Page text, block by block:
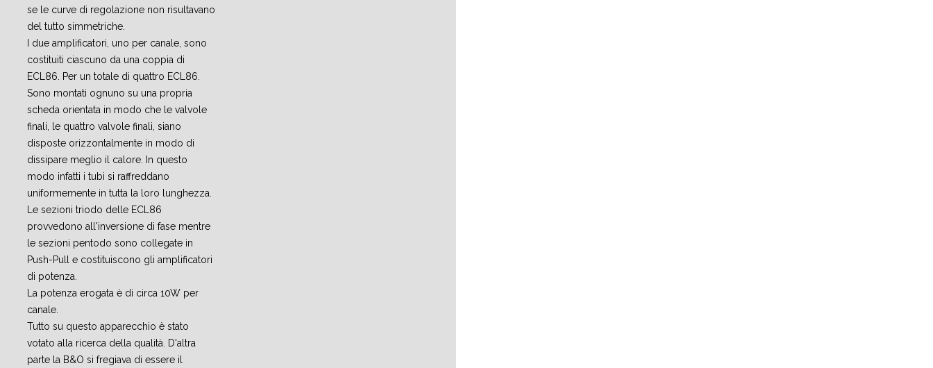
se le curve di regolazione non risultavano
del tutto simmetriche.
I due amplificatori, uno per canale, sono
costituiti ciascuno da una coppia di
ECL86. Per un totale di quattro ECL86.
Sono montati ognuno su una propria
scheda orientata in modo che le valvole
finali, le quattro valvole finali, siano
disposte orizzontalmente in modo di
dissipare meglio il calore. In questo
modo infatti i tubi si raffreddano
uniformemente in tutta la loro lunghezza.
Le sezioni triodo delle ECL86
provvedono all'inversione di fase mentre
le sezioni pentodo sono collegate in
Push-Pull e costituiscono gli amplificatori
di potenza.
La potenza erogata è di circa 10W per
canale.
Tutto su questo apparecchio è stato
votato alla ricerca della qualità. D'altra
parte la B&O si fregiava di essere il